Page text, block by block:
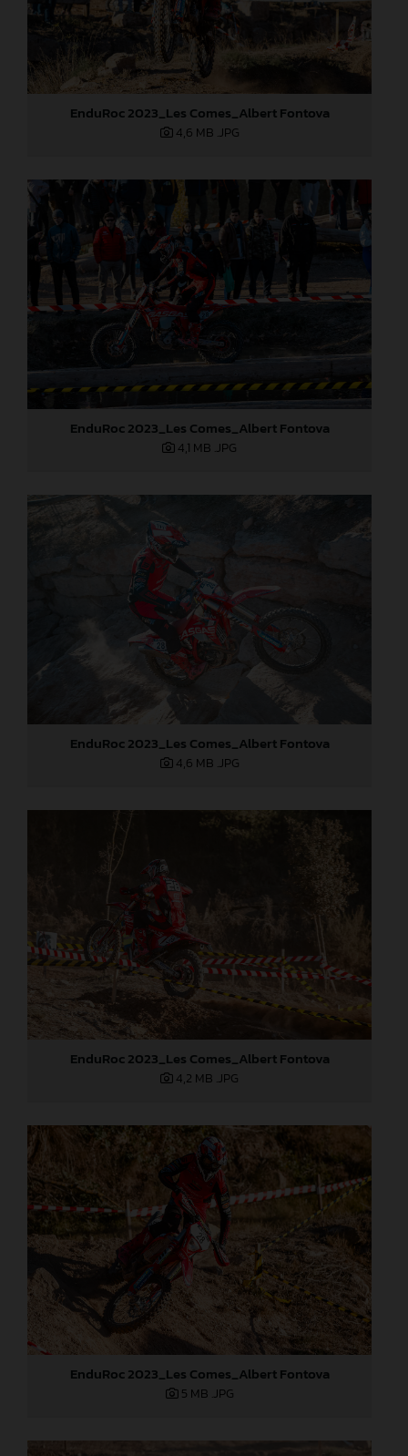
EnduRoc 2023_Les Comes_Albert Fontova
4,6 MB .JPG
EnduRoc 2023_Les Comes_Albert Fontova
4,1 MB .JPG
EnduRoc 2023_Les Comes_Albert Fontova
4,6 MB .JPG
EnduRoc 2023_Les Comes_Albert Fontova
4,2 MB .JPG
EnduRoc 2023_Les Comes_Albert Fontova
5 MB .JPG